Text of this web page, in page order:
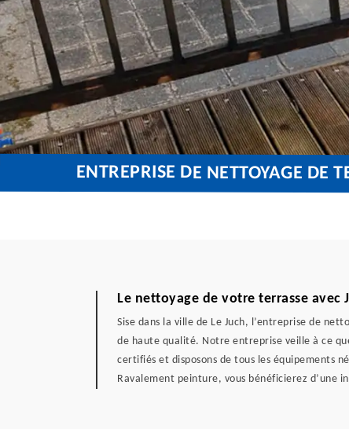
ENTREPRISE DE NETTOYAGE DE
Le nettoyage de votre terrasse avec
Sise dans la ville de Le Juch, l’entreprise de
de haute qualité. Notre entreprise veille à ce
certifiés et disposons de tous les équipements
Ravalement peinture, vous bénéficierez d’une